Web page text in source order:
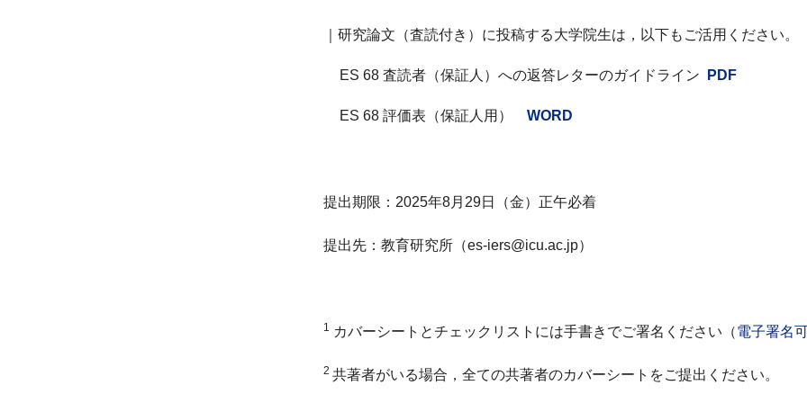
｜研究論文（査読付き ） に投稿する大学院生は，以下もご活用ください。
ES 68 査読者（保証人）への返答レターのガイドライン PDF
ES 68 評価表 （保証人 用 ） WORD
提出期限 ： 2025年8月29日（金） 正午必着
提出先 ： 教育研究所 （es-iers@icu.ac.jp）
1 カバーシートとチェックリストには手書きでご署名ください（電子署名
2 共著者がいる場合 ， 全ての共著者のカバーシートをご提出ください。